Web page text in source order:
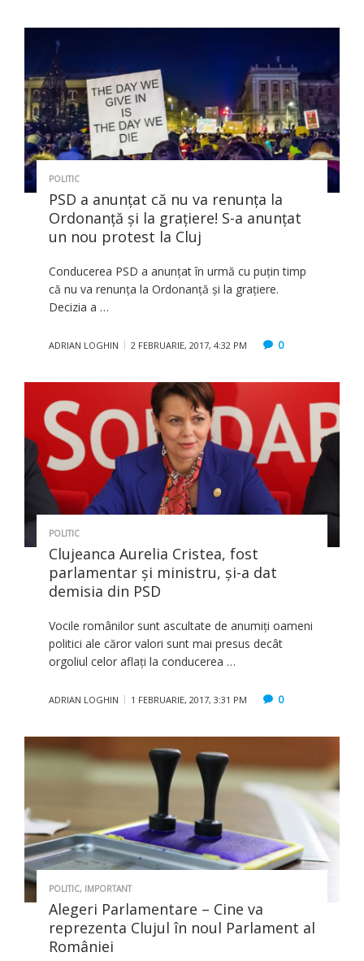
POLITIC
PSD a anunţat că nu va renunţa la
Ordonanţă şi la graţiere! S-a anunţat
un nou protest la Cluj
Conducerea PSD a anunţat în urmă cu puţin timp
că nu va renunţa la Ordonanţă şi la graţiere.
Decizia a …
ADRIAN LOGHIN 2 FEBRUARIE, 2017, 4:32 PM 0
POLITIC
Clujeanca Aurelia Cristea, fost
parlamentar şi ministru, şi-a dat
demisia din PSD
Vocile românilor sunt ascultate de anumiți oameni
politici ale căror valori sunt mai presus decât
orgoliul celor aflați la conducerea …
ADRIAN LOGHIN 1 FEBRUARIE, 2017, 3:31 PM 0
POLITIC, IMPORTANT
Alegeri Parlamentare – Cine va
reprezenta Clujul în noul Parlament al
României